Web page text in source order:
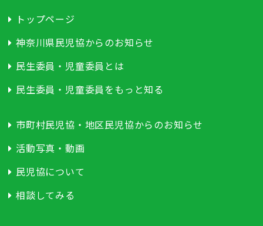
トップページ
神奈川県民児協からのお知らせ
民生委員・児童委員とは
民生委員・児童委員をもっと知る
市町村民児協・地区民児協からのお知らせ
活動写真・動画
民児協について
相談してみる